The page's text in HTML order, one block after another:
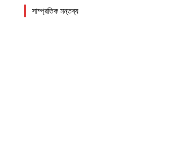
সাম্প্রতিক মন্তব্য